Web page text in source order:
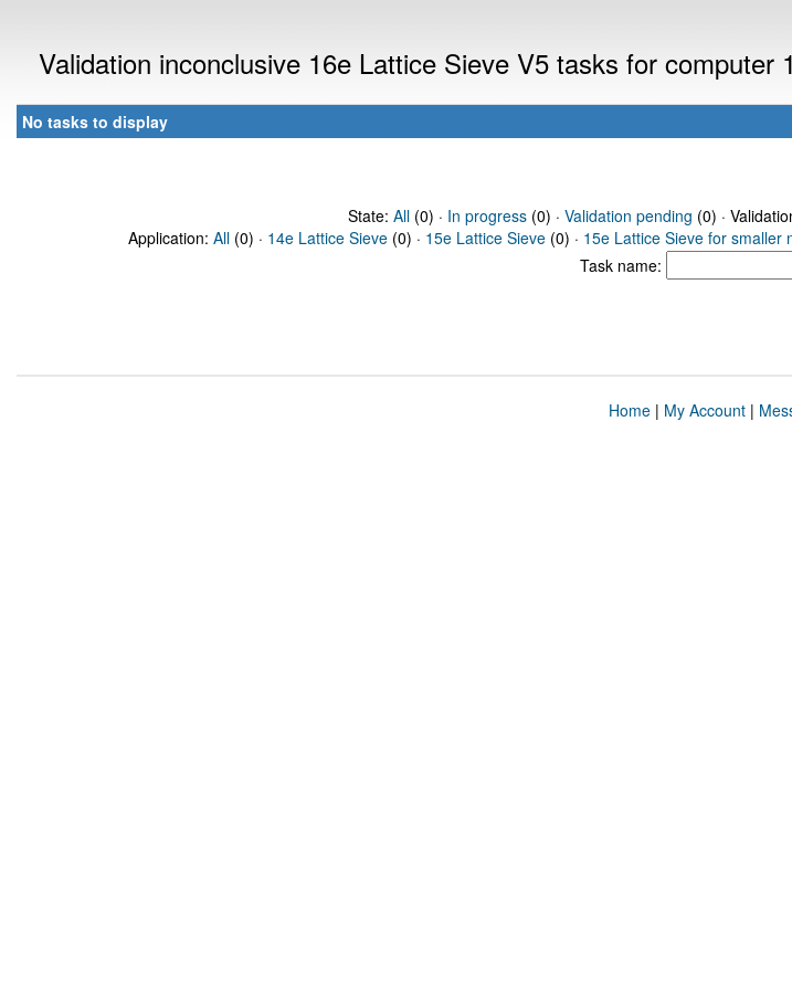
Validation inconclusive 16e Lattice Sieve V5 tasks for computer
No tasks to display
State: All(0) · In progress(0) · Validation pending (0) ·
Application: All (0) · 14e Lattice Sieve (0) · 15e Lattice Sieve (0) · 15e Lattice Sieve for smaller
Task name:
Home| My Account|